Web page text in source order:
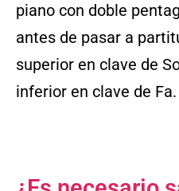
piano con doble
antes de pasar a
superior en clave de
inferior en clave de Fa.